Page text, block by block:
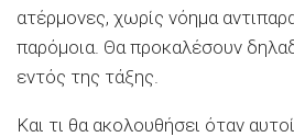
ατέρμονες, χωρίς νόημα
παρόμοια. Θα προκαλέσουν
εντός της τάξης.
Και τι θα ακολουθήσει όταν